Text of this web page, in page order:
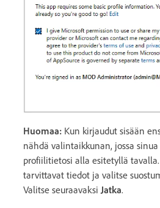
Huomaa: Kun kirjaudut sisään
nähdä valintaikkunan, jossa
profiilitietosi alla esitetyllä
tarvittavat tiedot ja valitse
Valitse seuraavaksiJatka.